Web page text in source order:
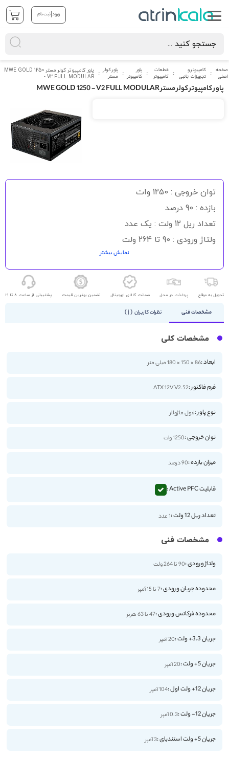
ورود|ثبت نام
صفحه
اصلی
کامپیوتر و
تجهیزات جانبی
قطعات
کامپیوتر
پاور
کامپیوتر
پاور کولر
مستر
پاور کامپیوتر کولر مستر MWE GOLD 1250
- V2 FULL MODULAR
پاور کامپیوتر کولر مستر MWE GOLD 1250 - V2 FULL MODULAR
انتهای
گالری
تصاویر
توان خروجی : 1250 وات
بازده : 90 درصد
تعداد ریل 12 ولت : یک عدد
ولتاژ ورودی : 90 تا 264 ولت
فرکانس ورودی : 47 تا 63 هرتز
نمایش بیشتر
تحویل به موقع پرداخت در محل ضمانت کالای اورجینال تضمین بهترین قیمت پشتیبانی از ساعت 8 تا 19
مشخصات فنی نظرات کاربران 1
مشخصات کلی
ابعاد :86 × 150 × 180 میلی متر
فرم فاکتور :ATX 12V V2.52
نوع پاور :فول ماژولار
توان خروجی :1250 وات
میزان بازده :90 درصد
قابلیت Active PFC :
تعداد ریل 12 ولت : 1 عدد
مشخصات فنی
ولتاژ ورودی :90 تا 264 ولت
محدوده جریان ورودی :7 تا 15 آمپر
محدوده فرکانس ورودی :47 تا 63 هرتز
جریان 3.3+ ولت : 20 آمپر
جریان 5+ ولت : 20 آمپر
جریان 12+ ولت اول : 104 آمپر
جریان 12- ولت : 0.3 آمپر
جریان 5+ ولت استندبای : 3 آمپر